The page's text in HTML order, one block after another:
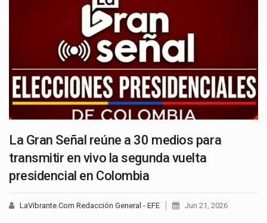
La Gran Señal reúne a 30 medios para
transmitir en vivo la segunda vuelta
presidencial en Colombia
LaVibrante.Com Redacción General - EFE Jun 21, 2026